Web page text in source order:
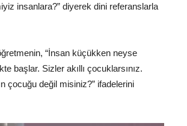
insanlara?” diyerek dini referanslarla
“İnsan küçükken neyse
başlar. Sizler akıllı çocuklarsınız.
çocuğu değil misiniz?” ifadelerini